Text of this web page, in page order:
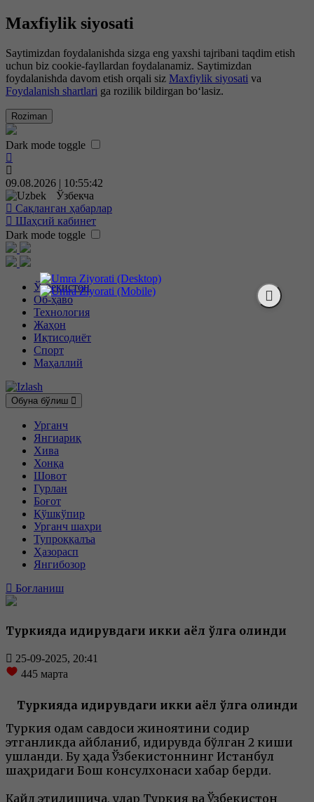
Maxfiylik siyosati
Saytimizdan foydalanishda sizga eng yaxshi tajribani taqdim etish
uchun biz cookie-fayllardan foydalanamiz. Saytimizdan
foydalanishda davom etish orqali siz Maxfiylik siyosati va
Foydalanish shartlari ga rozilik bildirgan bo‘lasiz.
Roziman
Dark mode toggle
09.08.2026 | 10:55:43
Ўзбекча
Сақланган ҳабарлар
Шаҳсий кабинет
Dark mode toggle
Ўзбекистон
Об-ҳаво
Технология
Жаҳон
Иқтисодиёт
Спорт
Маҳаллий
Обуна бўлиш
Урганч
Янгиариқ
Хива
Хонқа
Шовот
Гурлан
Боғот
Қўшкўпир
Урганч шаҳри
Тупроққалъа
Ҳазорасп
Янгибозор
Боғланиш
Туркияда қидирувдаги икки аёл қўлга олинди
25-09-2025, 20:41
445 марта
Туркияда қидирувдаги икки аёл қўлга олинди
Туркия одам савдоси жиноятини содир
этганликда айбланиб, қидирувда бўлган 2 киши
ушланди. Бу ҳақда Ўзбекистоннинг Истанбул
шаҳридаги Бош консулхонаси хабар берди.
Қайд этилишича, улар Туркия ва Ўзбекистон